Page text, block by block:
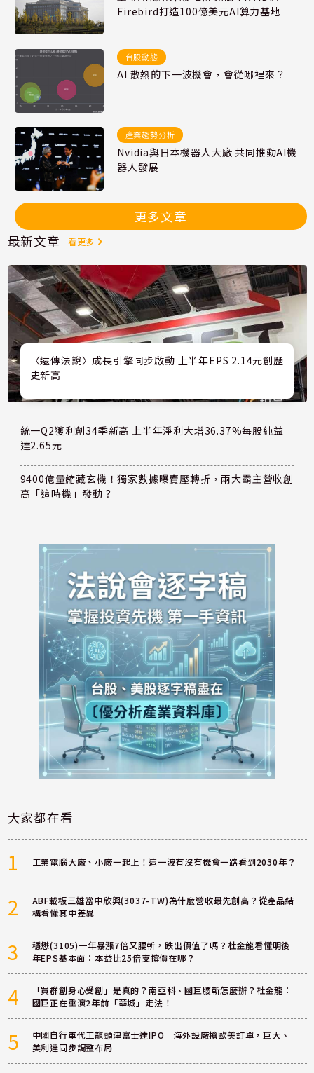
Firebird打造100億美元AI算力基地
台股動態
AI 散熱的下一波機會，會從哪裡來？
產業趨勢分析
Nvidia與日本機器人大廠 共同推動AI機
器人發展
更多文章
最新文章
看更多
〈遠傳法說〉成長引擎同步啟動 上半年EPS 2.14元創歷
史新高
統一Q2獲利創34季新高 上半年淨利大增36.37%每股純益
達2.65元
9400億量縮藏玄機！獨家數據曝賣壓轉折，兩大霸主營收創
高「這時機」發動？
大家都在看
1 工業電腦大廠、小廠一起上！這一波有沒有機會一路看到2030年？
2
ABF載板三雄當中欣興(3037-TW)為什麼營收最先創高？從產品結
構看懂其中差異
3
穩懋(3105)一年暴漲7倍又腰斬，跌出價值了嗎？杜金龍看懂明後
年EPS基本面：本益比25倍支撐價在哪？
4
「買群創身心受創」是真的？南亞科、國巨腰斬怎麼辦？杜金龍：
國巨正在重演2年前「華城」走法！
5
中國自行車代工龍頭津富士達IPO 海外設廠搶歐美訂單，巨大、
美利達同步調整布局